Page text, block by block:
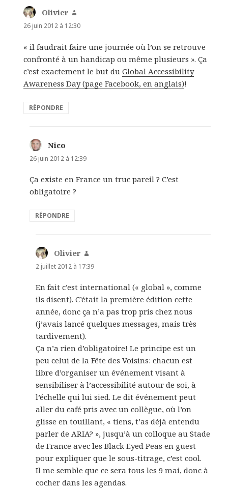
Olivier
26 juin 2012 à 12:30
« il faudrait faire une journée où l’on se retrouve
confronté à un handicap ou même plusieurs ». Ça
c’est exactement le but duGlobal Accessibility
Awareness Day(page Facebook, en anglais)!
RÉPONDRE
Nico
26 juin 2012 à 12:39
Ça existe en France un truc pareil ? C’est
obligatoire ?
RÉPONDRE
Olivier
2 juillet 2012 à 17:39
En fait c’est international (« global », comme
ils disent). C’était la première édition cette
année, donc ça n’a pas trop pris chez nous
(j’avais lancé quelques messages, mais très
tardivement).
Ça n’a rien d’obligatoire! Le principe est un
peu celui de la Fête des Voisins: chacun est
libre d’organiser un événement visant à
sensibiliser à l’accessibilité autour de soi, à
l’échelle qui lui sied. Le dit événement peut
aller du café pris avec un collègue, où l’on
glisse en touillant, « tiens, t’as déjà entendu
parler de ARIA? », jusqu’à un colloque au Stade
de France avec les Black Eyed Peas en guest
pour expliquer que le sous-titrage, c’est cool.
Il me semble que ce sera tous les 9 mai, donc à
cocher dans les agendas.